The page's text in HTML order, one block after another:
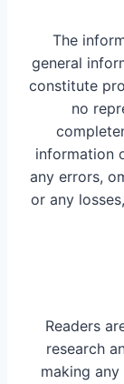
The
general
constitute
no
information
any errors,
or any
Readers
research
making